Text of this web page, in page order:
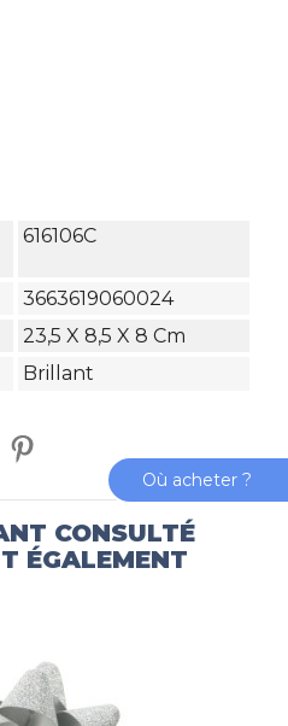
616106C
3663619060024
23,5 X 8,5 X 8 Cm
Brillant
CONSULTÉ
ÉGALEMENT
Où acheter ?